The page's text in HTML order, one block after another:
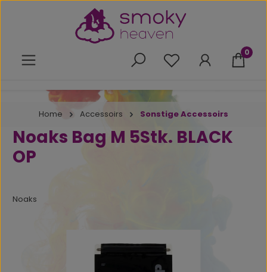
Zum Hauptinhalt springen
Du hast 0 Produkte
0
Home Accessoirs Sonstige Accessoirs
Noaks Bag M 5Stk. BLACK
OP
Noaks